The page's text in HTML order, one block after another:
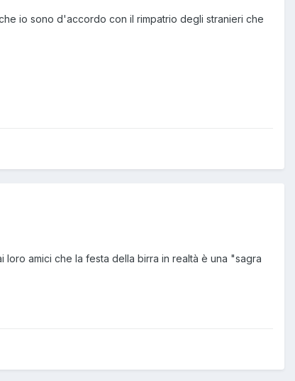
io sono d'accordo con il rimpatrio degli stranieri che
amici che la festa della birra in realtà è una "sagra